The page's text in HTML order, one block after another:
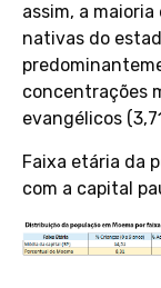
assim, a
nativas do
concentrações
evangélicos
Faixa etária da
com a capital